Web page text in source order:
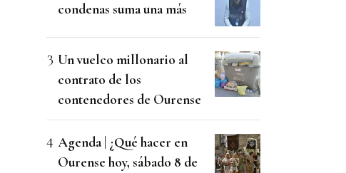
condenas suma una más
Un vuelco millonario al
contrato de los
contenedores de Ourense
Agenda | ¿Qué hacer en
Ourense hoy, sábado 8 de